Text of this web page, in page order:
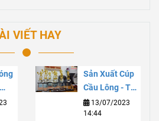
VIẾT HAY
Sản Xuất Cúp
Cầu Lông - Tạo
Sự Thăng Hoa
Cho Niềm Đam
13/07/2023
14:44